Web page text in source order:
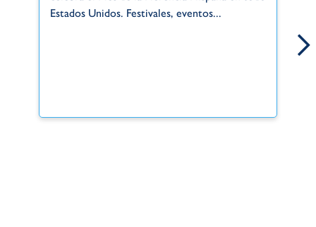
Estados Unidos. Festivales, eventos...